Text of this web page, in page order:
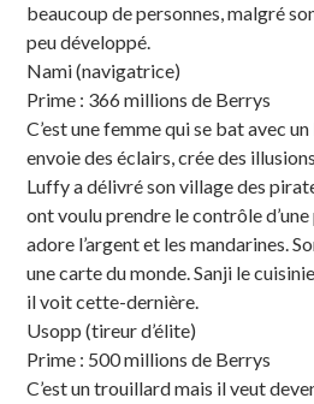
beaucoup de personnes, malgré
peu développé.
Nami (navigatrice)
Prime : 366 millions de Berrys
C’est une femme qui se bat avec
envoie des éclairs, crée des
Luffy a délivré son village des
ont voulu prendre le contrôle
adore l’argent et les mandarines.
une carte du monde. Sanji le
il voit cette-dernière.
Usopp (tireur d’élite)
Prime : 500 millions de Berrys
C’est un trouillard mais il veut